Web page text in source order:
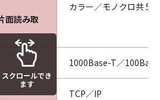
面読み取
カラー／モノクロ共 51
1000Base-T／
TCP／IP
スクロールでき
ます